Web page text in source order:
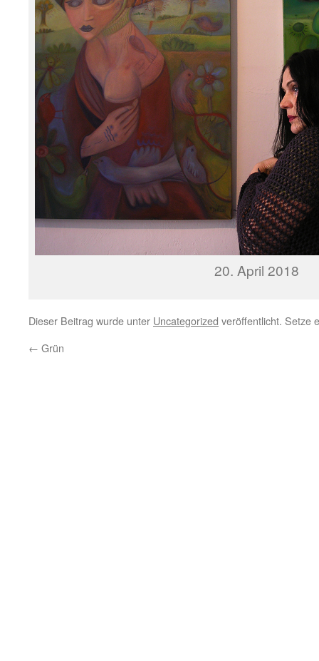
20. April 2018
Dieser Beitrag wurde unter Uncategorized veröffentlicht. Setze
← Grün